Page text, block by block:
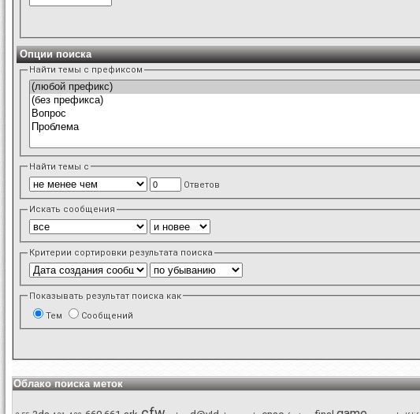
Опции поиска
Найти темы с префиксом
Найти темы с
Ответов
Искать сообщения
Критерии сортировки результата поиска
Показывать результат поиска как
Тем
Сообщений
Облако поиска меток